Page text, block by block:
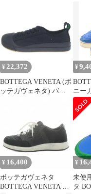
スタ
ーカ
レザ
本サ
¥ 22,372
BOTTEGA VENETA (ボ
ッテガヴェネタ) バル
¥
ニー
【古
料無
¥ 16,400
ボッテガヴェネタ
BOTTEGA VENETA ス
¥
未使
タ